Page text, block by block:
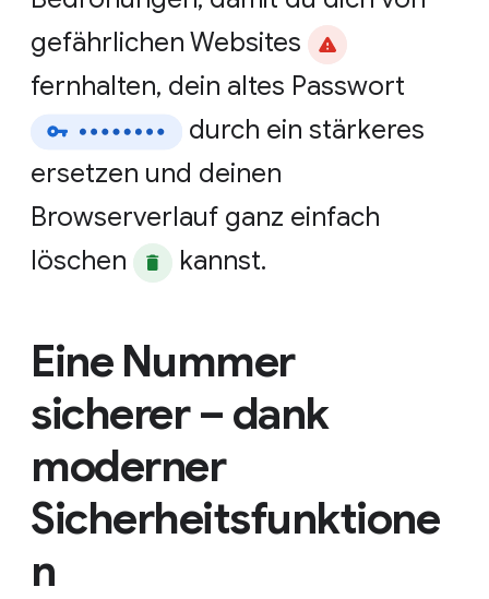
gefährlichen Websites
fernhalten, dein altes Passwort
durch ein stärkeres
ersetzen und deinen
Browserverlauf ganz einfach
löschen
kannst.
Eine Nummer
sicherer – dank
moderner
Sicherheitsfunktione
n